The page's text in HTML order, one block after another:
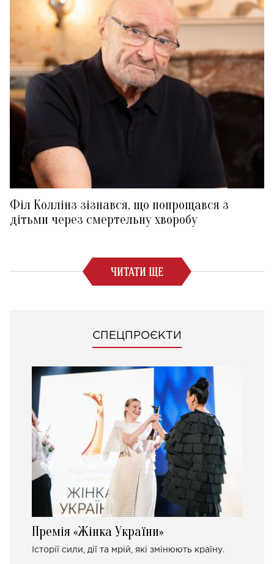
Філ Коллінз зізнався, що попрощався з
дітьми через смертельну хворобу
ЧИТАТИ ЩЕ
СПЕЦПРОЄКТИ
Премія «Жінка України»
Історії сили, дії та мрій, які змінюють країну.